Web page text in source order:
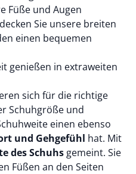
Füße und Augen
Sie unsere breiten
einen bequemen
genießen in extraweiten
sich für die richtige
Schuhgröße und
einen ebenso
und Gehgefühl hat. Mit
des Schuhs gemeint. Sie
Füßen an den Seiten